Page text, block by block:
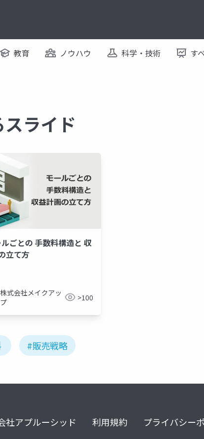
教育 ノウハウ 科学・技術 す
ライド
ごとの 手数料構造と 収
立て方
株式会社メイクアッ
プ
>100
#販売戦略
社アプルーシッド 利用規約 プライバシー